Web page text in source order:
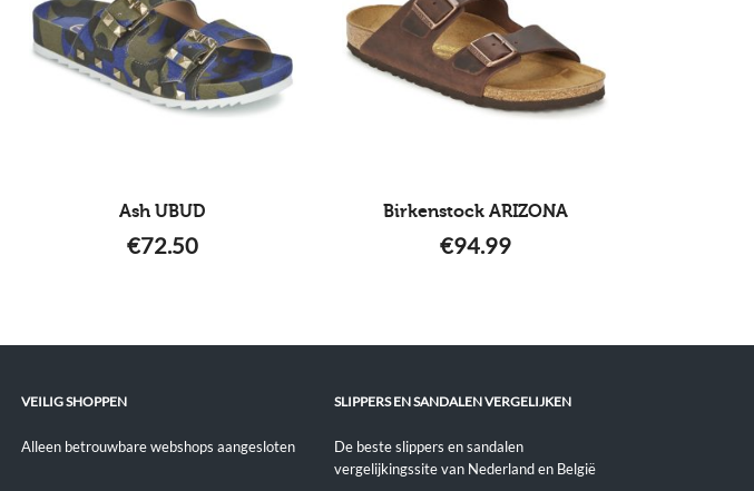
Ash UBUD
€72.50
Birkenstock ARIZONA
€94.99
VEILIG SHOPPEN
Alleen betrouwbare webshops aangesloten
SLIPPERS EN SANDALEN VERGELIJKEN
De beste slippers en sandalen
vergelijkingssite van Nederland en België